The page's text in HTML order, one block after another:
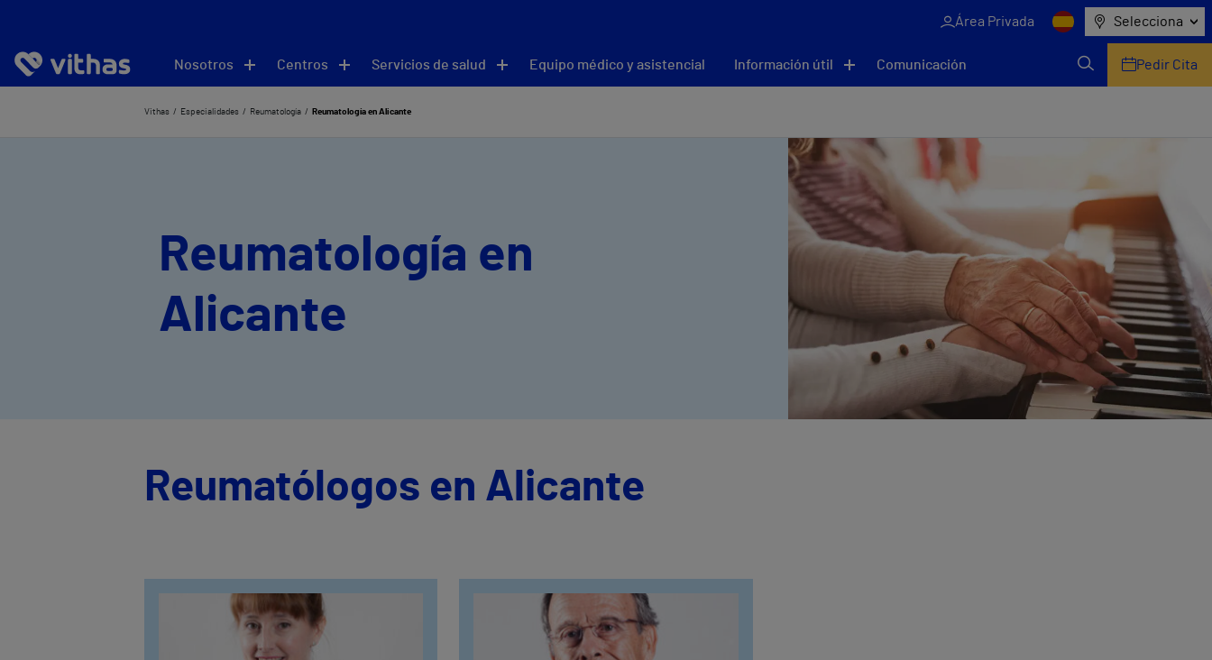
Área Privada Selecciona
Nosotros Centros Servicios de salud Equipo médico y asistencial Información útil Comunicación Pedir Cita
Vithas Especialidades Reumatología Reumatología en Alicante
Reumatología en
Alicante
Reumatólogos en Alicante